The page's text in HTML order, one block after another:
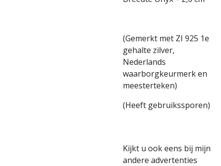
(Gemerkt met ZI 925 1e
gehalte zilver,
Nederlands
waarborgkeurmerk en
meesterteken)
(Heeft gebruikssporen)
Kijkt u ook eens bij mijn
andere advertenties